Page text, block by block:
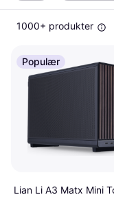
muligheder og finde
Mere om kabinetter »
1000+ produkter
Populær
Lian Li A3 Matx Mini